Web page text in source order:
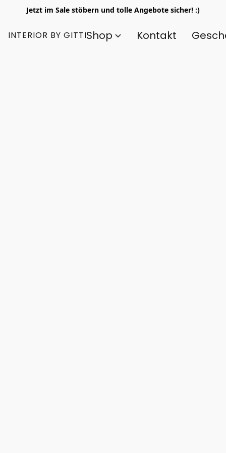
Jetzt im Sale stöbern und tolle Angebote sicher! :)
INTERIOR BY GITTIShop Kontakt